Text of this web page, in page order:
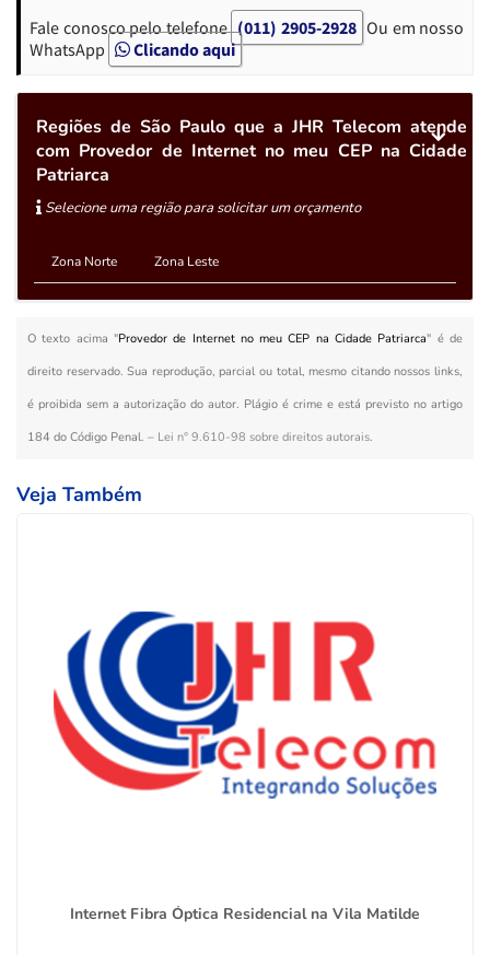
Fale conosco pelo telefone (011) 2905-2928 Ou em nosso
WhatsApp
Clicando aqui
Regiões de São Paulo que a JHR Telecom atende
com Provedor de Internet no meu CEP na Cidade
Patriarca
Selecione uma região para solicitar um orçamento
Zona Norte Zona Leste
O texto acima "Provedor de Internet no meu CEP na Cidade Patriarca" é de
direito reservado. Sua reprodução, parcial ou total, mesmo citando nossos links,
é proibida sem a autorização do autor. Plágio é crime e está previsto no artigo
184 do Código Penal. – Lei n° 9.610-98 sobre direitos autorais.
Veja Também
Internet Fibra Óptica Residencial na Vila Matilde